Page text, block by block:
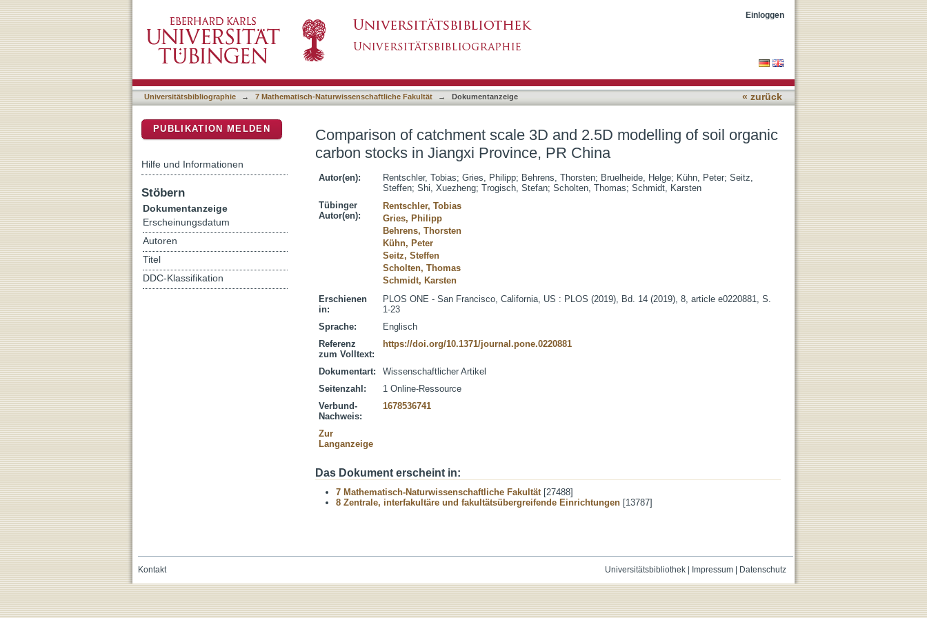
Comparison of catchment scale 3D and 2.5D modelling of soil organic carbon stocks in Jiangxi
Province, PR China
Einloggen
Universitätsbibliographie → 7 Mathematisch-Naturwissenschaftliche Fakultät → Dokumentanzeige « zurück
Comparison of catchment scale 3D and 2.5D modelling of soil organic
carbon stocks in Jiangxi Province, PR China
Autor(en): Rentschler, Tobias; Gries, Philipp; Behrens, Thorsten; Bruelheide, Helge; Kühn, Peter; Seitz,
Steffen; Shi, Xuezheng; Trogisch, Stefan; Scholten, Thomas; Schmidt, Karsten
Tübinger
Autor(en):
Rentschler, Tobias
Gries, Philipp
Behrens, Thorsten
Kühn, Peter
Seitz, Steffen
Scholten, Thomas
Schmidt, Karsten
Erschienen
in:
PLOS ONE - San Francisco, California, US : PLOS (2019), Bd. 14 (2019), 8, article e0220881, S.
1-23
Sprache:
Englisch
Referenz
zum Volltext:
https://doi.org/10.1371/journal.pone.0220881
Dokumentart:
Wissenschaftlicher Artikel
Seitenzahl:
1 Online-Ressource
Verbund-
Nachweis:
1678536741
Zur
Langanzeige
Das Dokument erscheint in:
7 Mathematisch-Naturwissenschaftliche Fakultät[27488]
8 Zentrale, interfakultäre und fakultätsübergreifende Einrichtungen [13787]
PUBLIKATION MELDEN
Hilfe und Informationen
Stöbern
Dokumentanzeige
Erscheinungsdatum
Autoren
Titel
DDC-Klassifikation
Universitätsbibliothek| Impressum| Datenschutz
Kontakt